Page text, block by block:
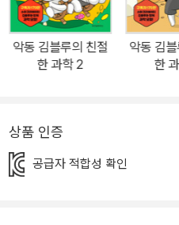
다. 더불어 각 장 끝의 ‘왕친절한
과 사진 자료를 곁들여 앞서 배운
도록 했다. 구독자 170만 인기 크리에이터 김블루의 과학 만화, 벌써
과학의 진짜 재미를 알려 주는 책
만 느껴지던 과학 개념을 쉽고 재
악동 김블루의 친절
한 과학 2
악동 김
한
상품 인증
공급자 적합성 확인